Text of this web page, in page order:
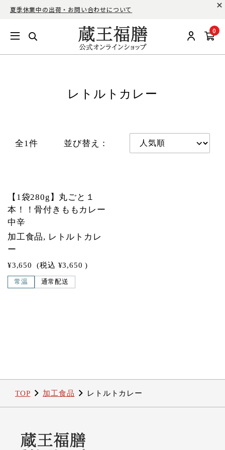
夏季休業中の出荷・お問い合わせについて
0
レトルトカレー
全1件 並び替え：
NEW
【1袋280g】丸ごと１
本！！骨付きももカレー
中辛
加工食品, レトルトカレ
ー
¥3,650 (税込 ¥3,650 )
常温 通常配送
TOP 加工食品 レトルトカレー